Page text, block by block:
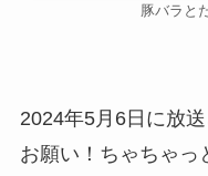
豚バラと
2024年5月6日に放
お願い！ちゃちゃっ